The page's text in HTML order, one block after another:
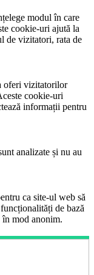
modul în care
cookie-uri ajută la
de vizitatori, rata de
oferi vizitatorilor
cookie-uri
informații pentru
analizate și nu au
ca site-ul web să
de bază
în mod anonim.